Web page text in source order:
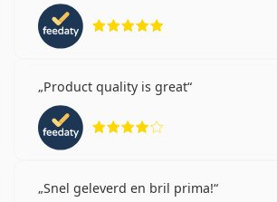
Product quality is great
Snel geleverd en bril prima!